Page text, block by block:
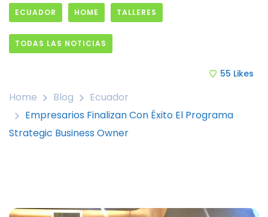
ECUADOR HOME TALLERES
TODAS LAS NOTICIAS
55 Likes
Home Blog
Ecuador
Empresarios Finalizan Con Éxito El Programa
Strategic Business Owner